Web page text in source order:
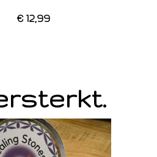
€ 12,99